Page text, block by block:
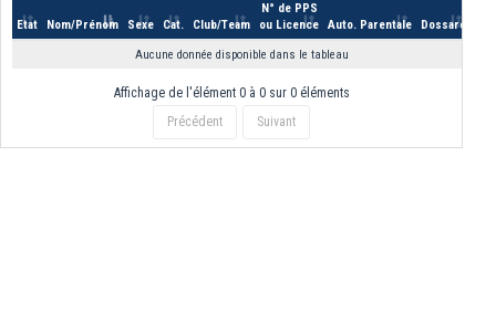
Etat Nom/Prénom Sexe Cat. Club/Team
N° de PPS
ou Licence
Auto. Parentale Dossard
Aucune donnée disponible dans le tableau
Affichage de l'élément 0 à 0 sur 0 éléments
Précédent
Suivant